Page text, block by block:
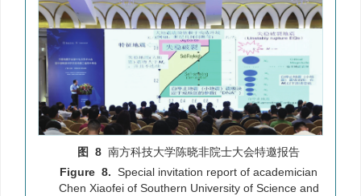
图 8 南方科技大学陈晓非院士大会特邀报告
Figure 8. Special invitation report of academician
Chen Xiaofei of Southern University of Science and